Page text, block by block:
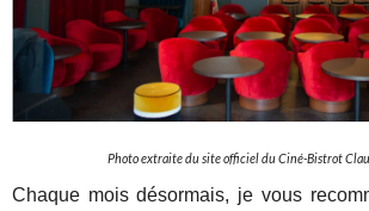
Photo extraite du site officiel du Ciné-Bistrot
Chaque mois désormais, je vous